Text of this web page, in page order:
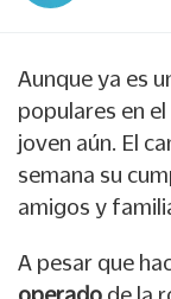
Aunque ya es
populares en
joven aún. El
semana su
amigos y
A pesar que